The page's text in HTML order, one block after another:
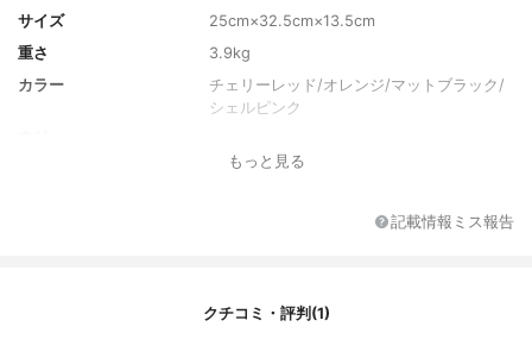
サイズ
25cm×32.5cm×13.5cm
重さ
3.9kg
カラー
チェリーレッド/オレンジ/マットブラック/
シェルピンク
鋳物ホーロー
もっと見る
記載情報ミス報告
クチコミ・評判(1)